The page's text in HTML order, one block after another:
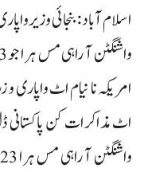
اسلام آباد : بنجائی وزیر
امریکہ نا نیام اٹ واپاری
اٹ مذاکرات کن پاکستانی